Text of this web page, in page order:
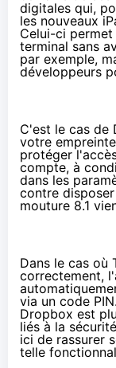
digitales qui,
les nouveaux
Celui-ci
terminal sans
par exemple,
développeurs
C'est le cas de
votre
protéger
compte, à
dans les
contre
mouture 8.1
Dans le cas où
correctement,
via un code
Dropbox est
liés à la sécurité
ici de rassurer
telle